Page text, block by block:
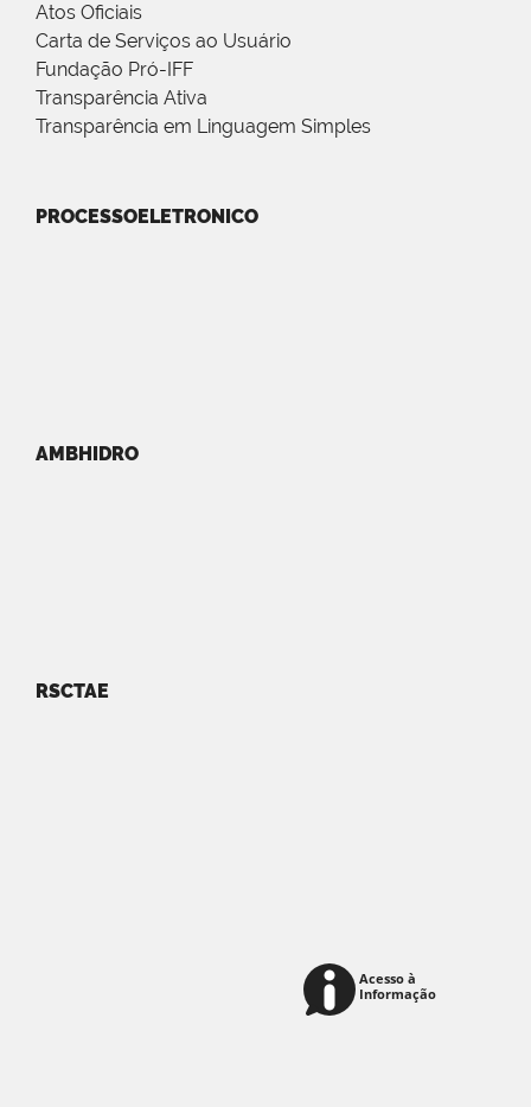
Atos Oficiais
Carta de Serviços ao Usuário
Fundação Pró-IFF
Transparência Ativa
Transparência em Linguagem Simples
PROCESSOELETRONICO
AMBHIDRO
RSCTAE